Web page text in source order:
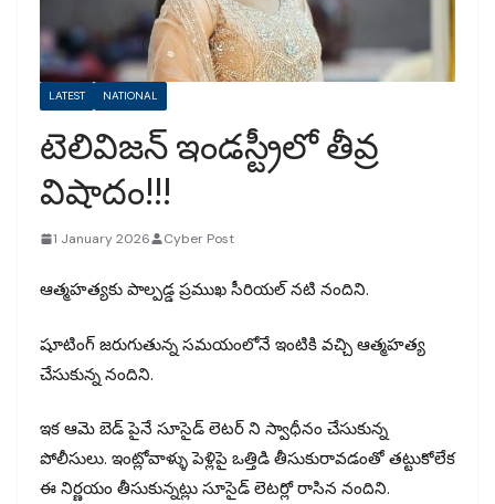
LATEST NATIONAL
టెలివిజన్ ఇండస్ట్రీలో తీవ్ర
విషాదం!!!
1 January 2026 Cyber Post
ఆత్మహత్యకు పాల్పడ్డ ప్రముఖ సీరియల్ నటి నందిని.
షూటింగ్ జరుగుతున్న సమయంలోనే ఇంటికి వచ్చి ఆత్మహత్య
చేసుకున్న నందిని.
ఇక ఆమె బెడ్ పైనే సూసైడ్ లెటర్ ని స్వాధీనం చేసుకున్న
పోలీసులు. ఇంట్లోవాళ్ళు పెళ్లిపై ఒత్తిడి తీసుకురావడంతో తట్టుకోలేక
ఈ నిర్ణయం తీసుకున్నట్లు సూసైడ్ లెటర్లో రాసిన నందిని.